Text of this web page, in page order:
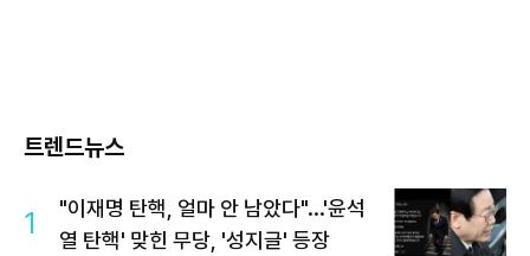
트렌드뉴스
1
"이재명 탄핵, 얼마 안 남았다"...'윤석
열 탄핵' 맞힌 무당, '성지글' 등장